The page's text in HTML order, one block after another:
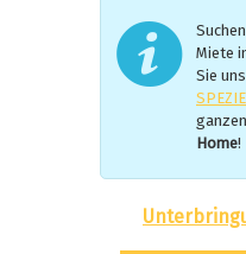
Miete
Sie
Home!